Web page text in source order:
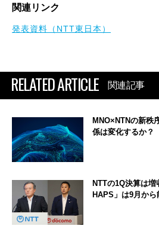
関連リンク
発表資料（NTT東日本）
RELATED ARTICLE 関連記事
MNO×NTNの新秩
係は変化するか？
NTTの1Q決算は
HAPS」は9月か